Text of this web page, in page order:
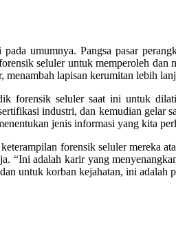
umumnya. Pangsa pasar
seluler untuk memperoleh dan
menambah lapisan kerumitan lebih
forensik seluler saat ini untuk
industri, dan kemudian gelar
jenis informasi yang kita
forensik seluler mereka
adalah karir yang
untuk korban kejahatan, ini adalah